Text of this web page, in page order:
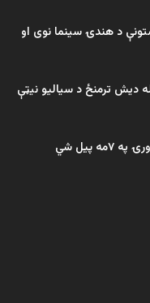
د هندۍ سینما نوی او
دیش ترمنځ د سیالیو نیټې